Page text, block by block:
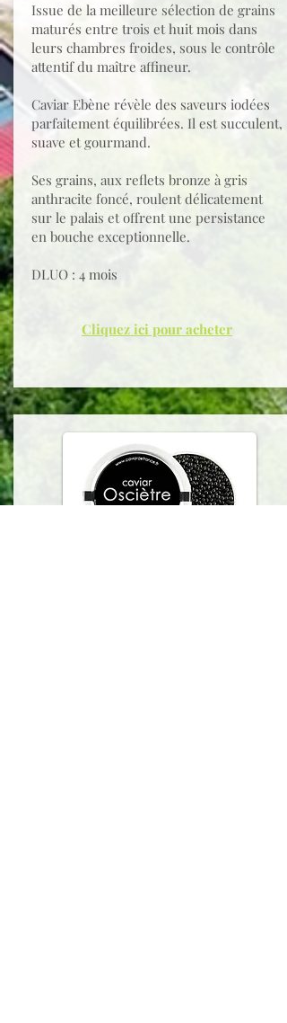
Issue de la meilleure sélection de grains
maturés entre trois et huit mois dans
leurs chambres froides, sous le contrôle
attentif du maître affineur.
Caviar Ebène révèle des saveurs iodées
parfaitement équilibrées. Il est succulent,
suave et gourmand.
Ses grains, aux reflets bronze à gris
anthracite foncé, roulent délicatement
sur le palais et offrent une persistance
en bouche exceptionnelle.
DLUO : 4 mois
Cliquez ici pour acheter